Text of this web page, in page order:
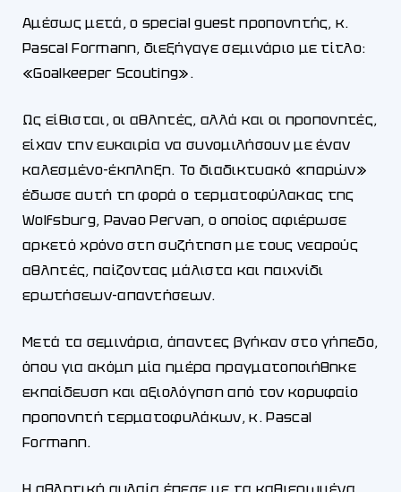
Αμέσως μετά, ο special guest προπονητής, κ.
Pascal Formann, διεξήγαγε σεμινάριο με τίτλο:
«Goalkeeper Scouting».
Ως είθισται, οι αθλητές, αλλά και οι προπονητές,
είχαν την ευκαιρία να συνομιλήσουν με έναν
καλεσμένο-έκπληξη. Το διαδικτυακό «παρών»
έδωσε αυτή τη φορά ο τερματοφύλακας της
Wolfsburg, Pavao Pervan, ο οποίος αφιέρωσε
αρκετό χρόνο στη συζήτηση με τους νεαρούς
αθλητές, παίζοντας μάλιστα και παιχνίδι
ερωτήσεων-απαντήσεων.
Μετά τα σεμινάρια, άπαντες βγήκαν στο γήπεδο,
όπου για ακόμη μία ημέρα πραγματοποιήθηκε
εκπαίδευση και αξιολόγηση από τον κορυφαίο
προπονητή τερματοφυλάκων, κ. Pascal
Formann.